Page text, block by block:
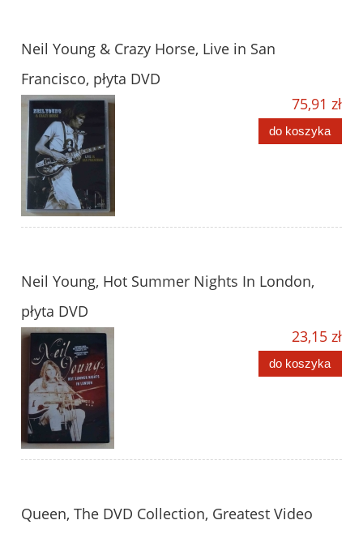
Neil Young & Crazy Horse, Live in San
Francisco, płyta DVD
75,91 zł
do koszyka
Neil Young, Hot Summer Nights In London,
płyta DVD
23,15 zł
do koszyka
Queen, The DVD Collection, Greatest Video